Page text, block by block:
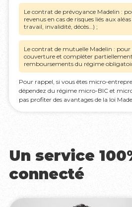
Le contrat de prévoyance Madelin :
revenus en cas de risques liés aux
travail, invalidité, décès…) ;
Le contrat de mutuelle Madelin : pour
couverture et compléter
remboursements du régime
Pour rappel, si vous êtes micro-
dépendez du régime micro-BIC et
pas profiter des avantages de la loi
Un service
connecté